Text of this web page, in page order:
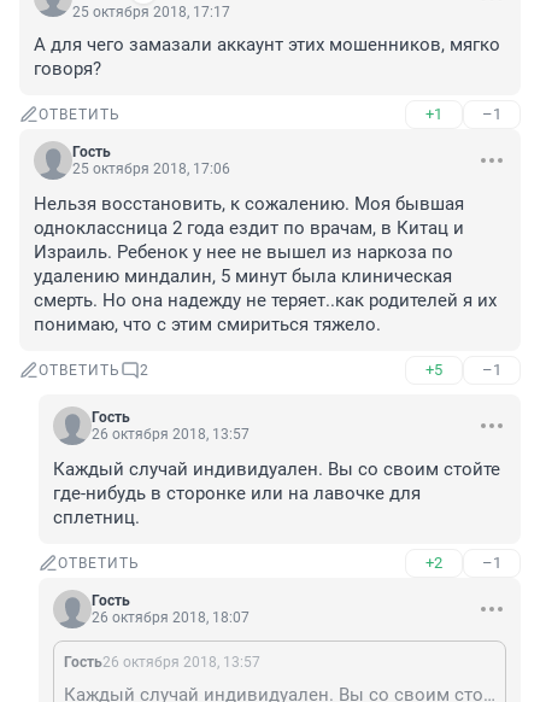
25 октября 2018, 17:17
А для чего замазали аккаунт этих мошенников, мягко
говоря?
ОТВЕТИТЬ +1 –1
Гость
25 октября 2018, 17:06
Нельзя восстановить, к сожалению. Моя бывшая
одноклассница 2 года ездит по врачам, в Китац и
Израиль. Ребенок у нее не вышел из наркоза по
удалению миндалин, 5 минут была клиническая
смерть. Но она надежду не теряет..как родителей я их
понимаю, что с этим смириться тяжело.
ОТВЕТИТЬ 2 +5 –1
Гость
26 октября 2018, 13:57
Каждый случай индивидуален. Вы со своим стойте
где-нибудь в сторонке или на лавочке для
сплетниц.
ОТВЕТИТЬ +2 –1
Гость
26 октября 2018, 18:07
Гость26 октября 2018, 13:57
Каждый случай индивидуален. Вы со своим стойте где-нибудь в сторонке или на лавочке для сплетниц.